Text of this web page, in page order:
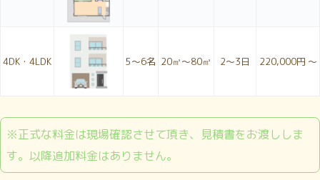
4DK・4LDK 5〜6名 20㎥～80㎥ 2〜3日 220,000円 ～
※正式な料金は現場確認させて頂き、見積書をお渡ししま
す。以降追加料金はありません。